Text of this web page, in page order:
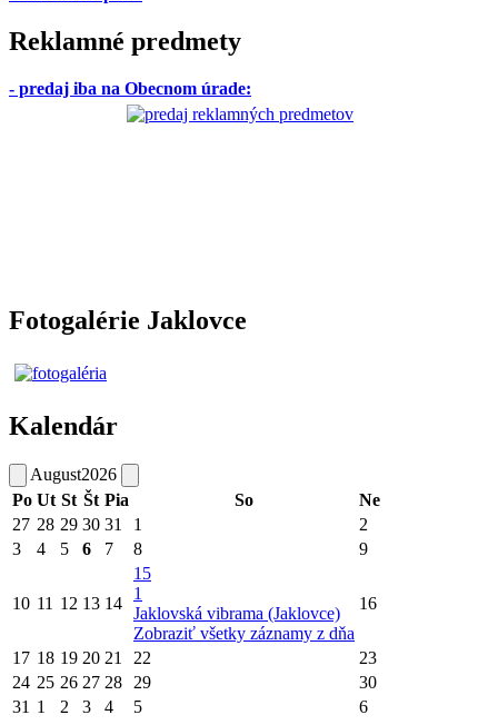
Reklamné predmety
- predaj iba na Obecnom úrade:
Fotogalérie Jaklovce
Kalendár
August2026
Po Ut St Št Pia So
Ne
27 28 29 30 31 1
2
3
4 5 6 7 8 9
10 11 12 13 14
15
1
Jaklovská vibrama (Jaklovce)
Zobraziť všetky záznamy z dňa
16
17 18 19 20 21 22
23
24 25 26 27 28 29
30
31 1 2 3 4 5 6